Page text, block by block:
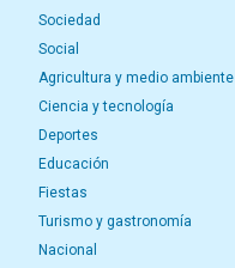
Sociedad
Social
Agricultura y medio ambiente
Ciencia y tecnología
Deportes
Educación
Fiestas
Turismo y gastronomía
Nacional